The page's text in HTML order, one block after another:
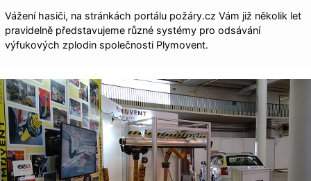
Vážení hasiči, na stránkách portálu požáry.cz Vám již několik let
pravidelně představujeme různé systémy pro odsávání
výfukových zplodin společnosti Plymovent.